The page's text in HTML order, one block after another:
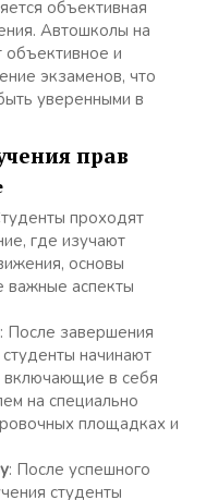
объективная
Автошколы на
объективное и
экзаменов, что
уверенными в
прав
проходят
где изучают
основы
важные аспекты
: После завершения
начинают
включающие в себя
на специально
площадках и
: После успешного
студенты